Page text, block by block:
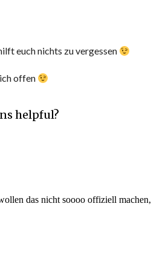
euch nichts zu vergessen
offen
helpful?